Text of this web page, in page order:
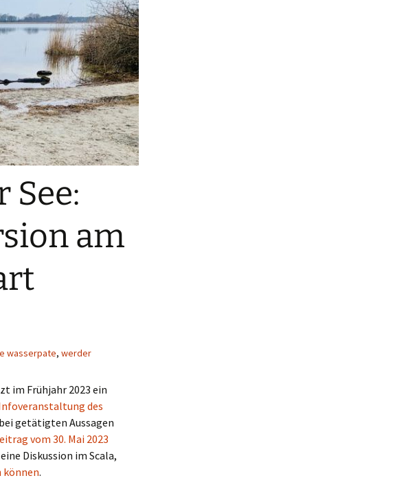
See:
am
wasserpate, werder
im Frühjahr 2023 ein
des
getätigten Aussagen
vom 30. Mai 2023
Diskussion im Scala,
können.